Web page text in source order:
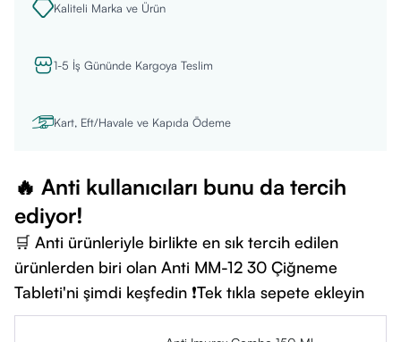
Kaliteli Marka ve Ürün
1-5 İş Gününde Kargoya Teslim
Kart, Eft/Havale ve Kapıda Ödeme
🔥 Anti kullanıcıları bunu da tercih
ediyor!
🛒 Anti ürünleriyle birlikte en sık tercih edilen
ürünlerden biri olan Anti MM-12 30 Çiğneme
Tableti'ni şimdi keşfedin ❗Tek tıkla sepete ekleyin